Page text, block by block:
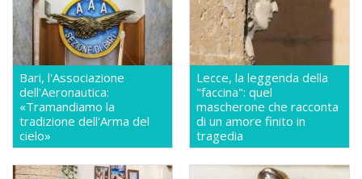
Bari, l'Associazione
dell'Aeronautica:
«Tramandiamo la
tradizione dell'Arma del
cielo»
Lecce, la leggenda della
"faccina": quel
mascherone che racconta
di un amore finito in
tragedia